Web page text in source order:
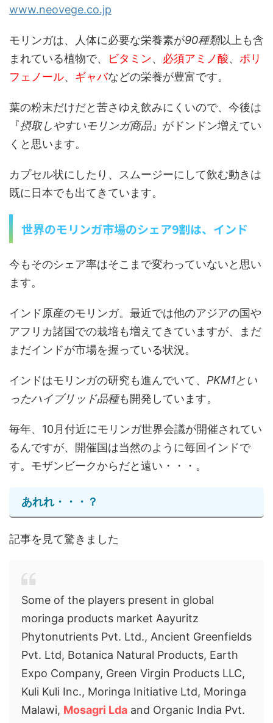
www.neovege.co.jp
モリンガは、人体に必要な栄養素が90種類以上も含
まれている植物で、
ビタミン、 必須アミノ酸、 ポリ
フェノール、 ギャバなどの栄養が豊富です。
葉の粉末だけだと苦さゆえ飲みにくいので、今後は
『摂取しやすいモリンガ商品 』がドンドン増えてい
くと思います。
カプセル状にしたり、スムージーにして飲む動きは
既に日本でも出てきています。
世界のモリンガ市場のシェア9割は、インド
今もそのシェア率はそこまで変わっていないと思い
ます。
インド原産のモリンガ。最近では他のアジアの国や
アフリカ諸国での栽培も増えてきていますが、まだ
まだインドが市場を握っている状況。
インドはモリンガの研究も進んでいて、 PKM1とい
ったハイブリッド品種も開発しています。
毎年、10月付近にモリンガ世界会議が開催されてい
るんですが、開催国は当然のように毎回インドで
す。モザンビークからだと遠い・・・。
あれれ・・・？
記事を見て驚きました
Some of the players present in global
moringa products market Aayuritz
Phytonutrients Pvt. Ltd., Ancient Greenfields
Pvt. Ltd, Botanica Natural Products, Earth
Expo Company, Green Virgin Products LLC,
Kuli Kuli Inc., Moringa Initiative Ltd, Moringa
Malawi, Mosagri Lda and Organic India Pvt.